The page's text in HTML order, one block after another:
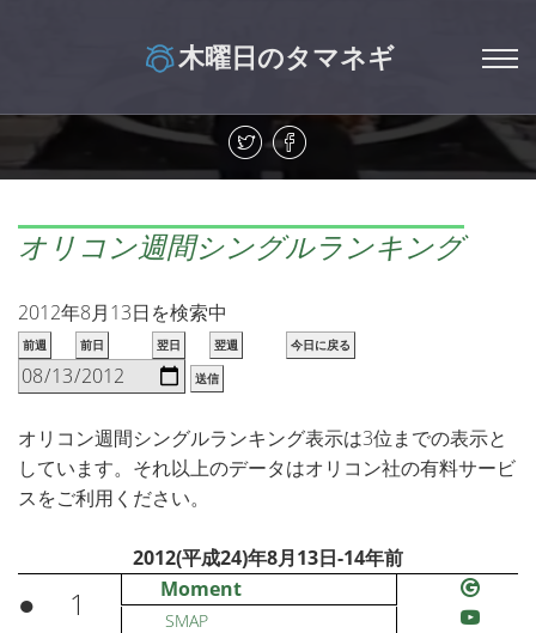
木曜日のタマネギ
オリコン週間シングルランキング
2012年8月13日を検索中
前週 前日 翌日 翌週 今日に戻る
送信
オリコン週間シングルランキング表示は3位までの表示と
しています。それ以上のデータはオリコン社の有料サービ
スをご利用ください。
2012(平成24)年8月13日-14年前
● 1 Moment
SMAP